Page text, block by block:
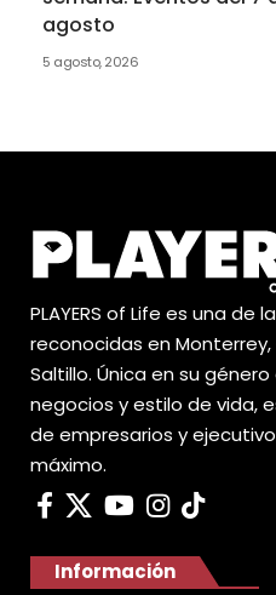
agosto
5 agosto, 2026
PLAYERS of Life es una de
reconocidas en
Saltillo. Única en su
negocios y estilo de vida,
de empresarios y
máximo.
Información